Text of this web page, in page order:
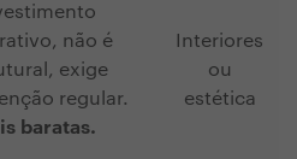
não é
exige
regular.
baratas.
Interiores
ou
estética